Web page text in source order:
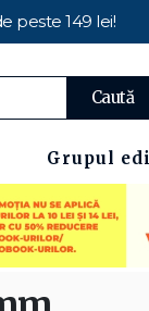
peste 149 lei!
Caută
Grupul